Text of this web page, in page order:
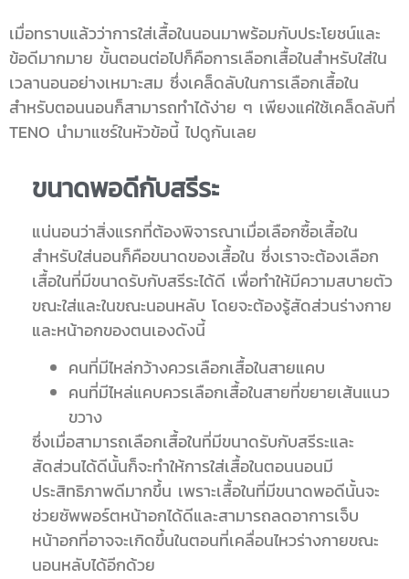
เมื่อทราบแล้วว่าการใส่เสื้อในนอนมาพร้อมกับประโยชน์และ
ข้อดีมากมาย ขั้นตอนต่อไปก็คือการเลือกเสื้อในสำหรับใส่ใน
เวลานอนอย่างเหมาะสม ซึ่งเคล็ดลับในการเลือกเสื้อใน
สำหรับตอนนอนก็สามารถทำได้ง่าย ๆ เพียงแค่ใช้เคล็ดลับที่
TENO นำมาแชร์ในหัวข้อนี้ ไปดูกันเลย
ขนาดพอดีกับสรีระ
แน่นอนว่าสิ่งแรกที่ต้องพิจารณาเมื่อเลือกซื้อเสื้อใน
สำหรับใส่นอนก็คือขนาดของเสื้อใน ซึ่งเราจะต้องเลือก
เสื้อในที่มีขนาดรับกับสรีระได้ดี เพื่อทำให้มีความสบายตัว
ขณะใส่และในขณะนอนหลับ โดยจะต้องรู้สัดส่วนร่างกาย
และหน้าอกของตนเองดังนี้
คนที่มีไหล่กว้างควรเลือกเสื้อในสายแคบ
คนที่มีไหล่แคบควรเลือกเสื้อในสายที่ขยายเส้นแนว
ขวาง
ซึ่งเมื่อสามารถเลือกเสื้อในที่มีขนาดรับกับสรีระและ
สัดส่วนได้ดีนั้นก็จะทำให้การใส่เสื้อในตอนนอนมี
ประสิทธิภาพดีมากขึ้น เพราะเสื้อในที่มีขนาดพอดีนั้นจะ
ช่วยซัพพอร์ตหน้าอกได้ดีและสามารถลดอาการเจ็บ
หน้าอกที่อาจจะเกิดขึ้นในตอนที่เคลื่อนไหวร่างกายขณะ
นอนหลับได้อีกด้วย